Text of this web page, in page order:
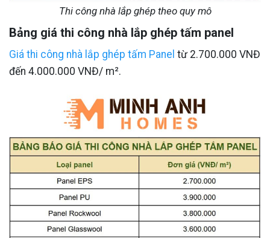
Thi công nhà lắp ghép theo quy mô
Bảng giá thi công nhà lắp ghép tấm panel
Giá thi công nhà lắp ghép tấm Panel từ 2.700.000 VNĐ
đến 4.000.000 VNĐ/ m².